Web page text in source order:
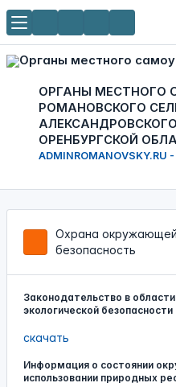
ОРГАНЫ МЕСТНОГО
РОМАНОВСКОГО
ОРЕНБУРГСКОЙ
Охрана окружающей
безопасность
Законодательство в
экологической безопасности
скачать
Информация о состоянии
использовании природных